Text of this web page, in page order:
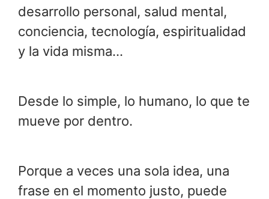
desarrollo personal, salud mental,
conciencia, tecnología, espiritualidad
y la vida misma…
Desde lo simple, lo humano, lo que te
mueve por dentro.
Porque a veces una sola idea, una
frase en el momento justo, puede